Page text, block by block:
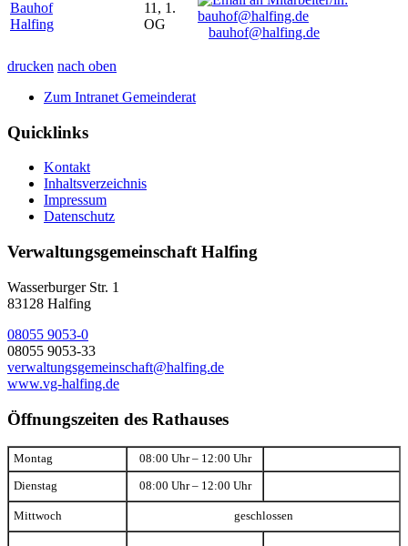
Bauhof
Halfing
11, 1.
OG
bauhof@halfing.de
drucken nach oben
Zum Intranet Gemeinderat
Quicklinks
Kontakt
Inhaltsverzeichnis
Impressum
Datenschutz
Verwaltungsgemeinschaft Halfing
Wasserburger Str. 1
83128 Halfing
08055 9053-0
08055 9053-33
verwaltungsgemeinschaft@halfing.de
www.vg-halfing.de
Öffnungszeiten des Rathauses
Montag 08:00 Uhr – 12:00 Uhr
Dienstag 08:00 Uhr – 12:00 Uhr
Mittwoch geschlossen